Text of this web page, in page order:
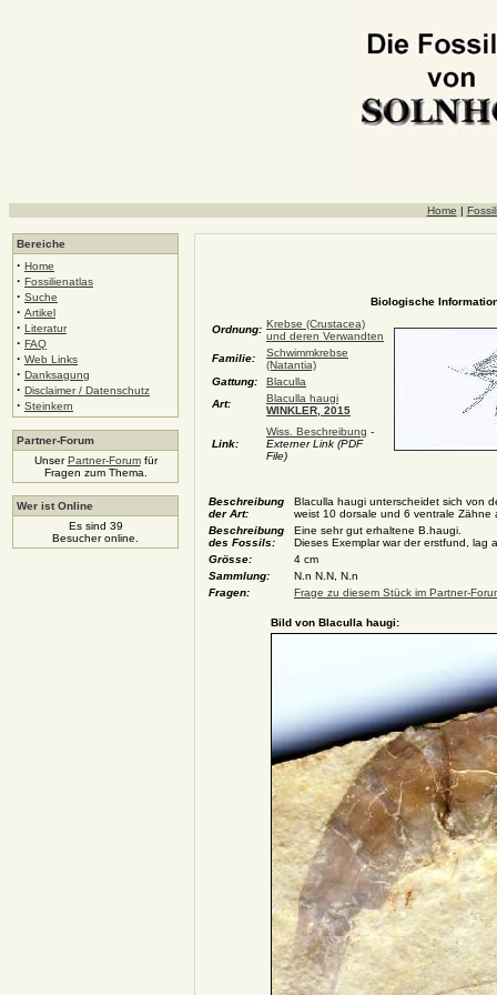
Home |
Bereiche
· Home
· Fossilienatlas
· Suche
· Artikel
· Literatur
· FAQ
· Web Links
· Danksagung
· Disclaimer / Datenschutz
· Steinkern
Partner-Forum
UnserPartner-Forumfür
Fragen zum Thema.
Wer ist Online
Es sind 39
Besucher online.
Biologische
Ordnung: Krebse (Crustacea)
und deren Verwandten
Familie:
Schwimmkrebse
(Natantia)
Gattung:
Blaculla
Art:
Blaculla haugi
WINKLER, 2015
Link:
Wiss. Beschreibung -
Externer Link (PDF
File)
Beschreibung
der Art:
Blaculla haugi unterscheidet sich von
weist 10 dorsale und 6 ventrale
Beschreibung
des Fossils:
Eine sehr gut erhaltene B.haugi.
Dieses Exemplar war der erstfund, lag
Grösse:
4 cm
Sammlung:
N.n N.N, N.n
Fragen:
Frage zu diesem Stück im Partner-
Bild von Blaculla haugi: